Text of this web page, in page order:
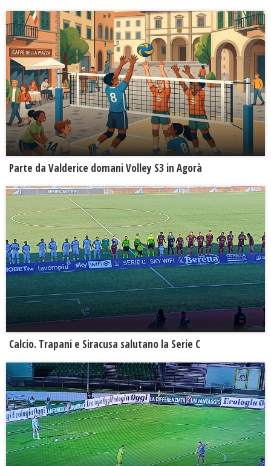
Parte da Valderice domani Volley S3 in Agorà
Calcio. Trapani e Siracusa salutano la Serie C